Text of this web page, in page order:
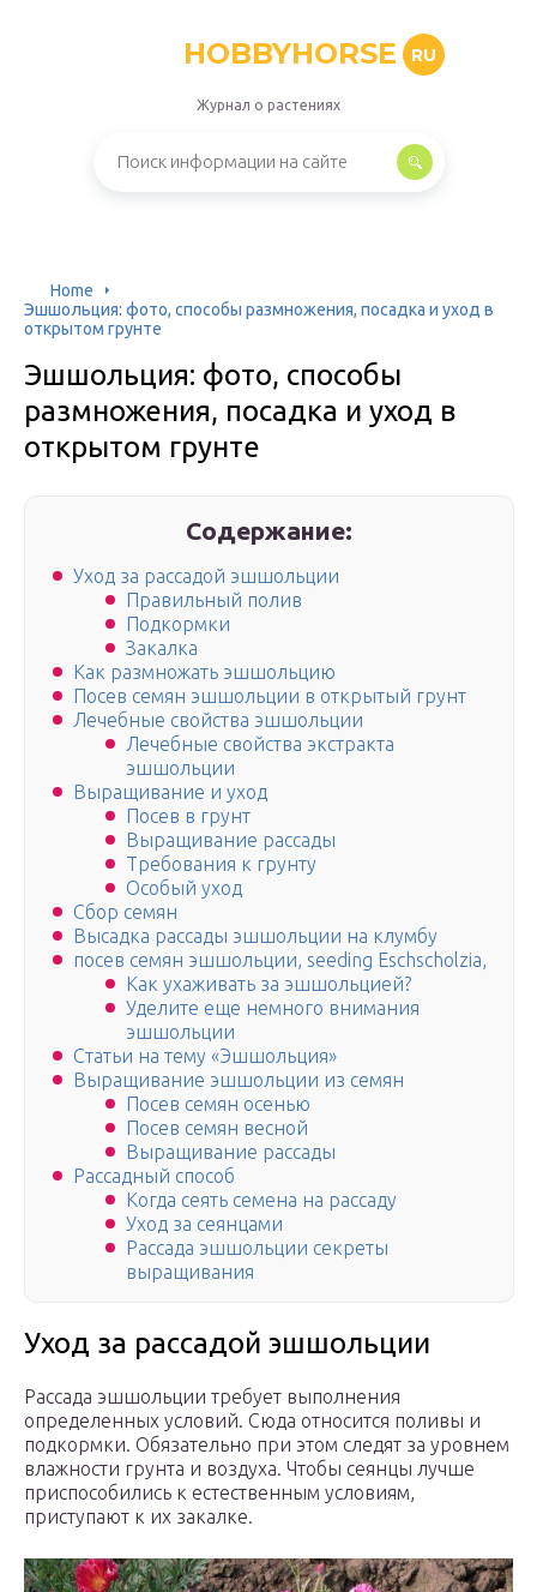
HOBBYHORSE RU
Журнал о растениях
Home
Эшшольция: фото, способы размножения, посадка и уход в
открытом грунте
Эшшольция: фото, способы
размножения, посадка и уход в
открытом грунте
Содержание:
Уход за рассадой эшшольции
Правильный полив
Подкормки
Закалка
Как размножать эшшольцию
Посев семян эшшольции в открытый грунт
Лечебные свойства эшшольции
Лечебные свойства экстракта
эшшольции
Выращивание и уход
Посев в грунт
Выращивание рассады
Требования к грунту
Особый уход
Сбор семян
Высадка рассады эшшольции на клумбу
посев семян эшшольции, seeding Eschscholzia,
Как ухаживать за эшшольцией?
Уделите еще немного внимания
эшшольции
Статьи на тему «Эшшольция»
Выращивание эшшольции из семян
Посев семян осенью
Посев семян весной
Выращивание рассады
Рассадный способ
Когда сеять семена на рассаду
Уход за сеянцами
Рассада эшшольции секреты
выращивания
Уход за рассадой эшшольции
Рассада эшшольции требует выполнения
определенных условий. Сюда относится поливы и
подкормки. Обязательно при этом следят за уровнем
влажности грунта и воздуха. Чтобы сеянцы лучше
приспособились к естественным условиям,
приступают к их закалке.